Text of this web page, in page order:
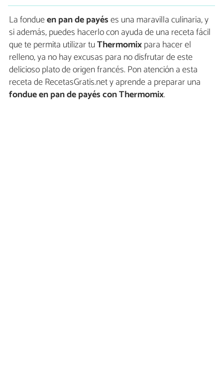
La fondueen pan de payéses una maravilla culinaria, y
si además, puedes hacerlo con ayuda de una receta fácil
que te permita utilizar tuThermomixpara hacer el
relleno, ya no hay excusas para no disfrutar de este
delicioso plato de origen francés. Pon atención a esta
receta de RecetasGratis.net y aprende a preparar una
fondue en pan de payés con Thermomix.